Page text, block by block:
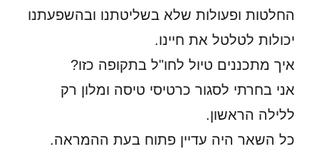
החלטות ופעולות שלא בשליטתנו ובהשפעתנו
יכולות לטלטל את חיינו.
איך מתכננים טיול לחו"ל בתקופה כזו?
אני בחרתי לסגור כרטיסי טיסה ומלון רק
ללילה הראשון.
כל השאר היה עדיין פתוח בעת ההמראה.